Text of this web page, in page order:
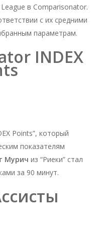
в Comparisonator.
с их средними
параметрам.
INDEX
Points”, который
показателям
Мурич из “Риеки” стал
за 90 минут.